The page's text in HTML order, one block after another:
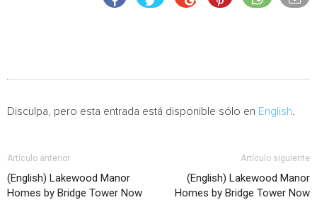
Disculpa, pero esta entrada está disponible sólo en English
Artículo anterior
(English) Lakewood Manor
Homes by Bridge Tower Now
Artículo siguiente
(English) Lakewood Manor
Homes by Bridge Tower Now